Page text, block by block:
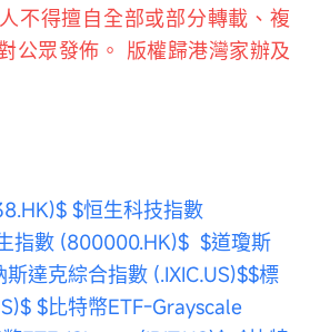
不得擅自全部或部分轉載、複
公眾發佈。 版權歸港灣家辦及
$恒生科技指數
指數 (800000.HK)$ $道瓊斯
斯達克綜合指數 (.IXIC.US)$$標
$比特幣ETF-Grayscale